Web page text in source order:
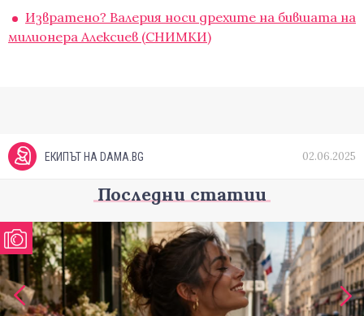
Извратено? Валерия носи дрехите на бившата на
милионера Алексиев (СНИМКИ)
ЕКИПЪТ НА DAMA.BG 02.06.2025
Последни статии